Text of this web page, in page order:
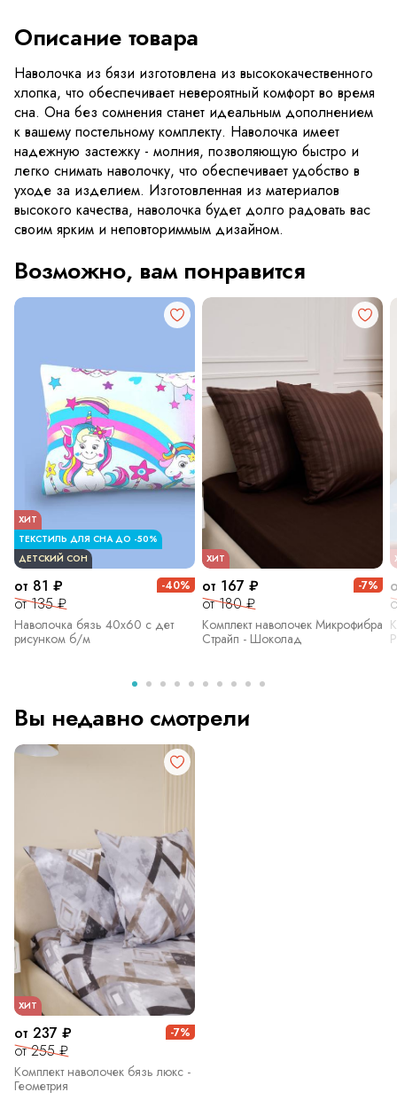
Описание товара
Наволочка из бязи изготовлена из высококачественного
хлопка, что обеспечивает невероятный комфорт во время
сна. Она без сомнения станет идеальным дополнением
к вашему постельному комплекту. Наволочка имеет
надежную застежку - молния, позволяющую быстро и
легко снимать наволочку, что обеспечивает удобство в
уходе за изделием. Изготовленная из материалов
высокого качества, наволочка будет долго радовать вас
своим ярким и неповториммым дизайном.
Возможно, вам понравится
ТЕКСТИЛЬ ДЛЯ СНА ДО -50%
ДЕТСКИЙ СОН
ХИТ
от 81 ₽
от 135 ₽
-40%
Наволочка бязь 40х60 с дет
рисунком б/м
ХИТ
от 167 ₽
от 180 ₽
-7%
Комплект наволочек Микрофибра
Страйп - Шоколад
Вы недавно смотрели
ХИТ
от 237 ₽
от 255 ₽
-7%
Комплект наволочек бязь люкс -
Геометрия